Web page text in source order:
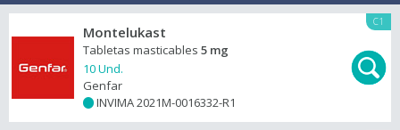
C1
Montelukast
Tabletas masticables 5 mg
10 Und.
Genfar
INVIMA 2021M-0016332-R1